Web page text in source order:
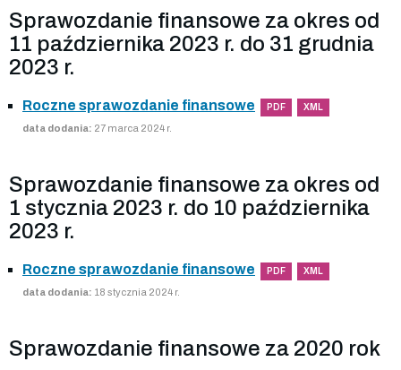
Sprawozdanie finansowe za okres od
11 października 2023 r. do 31 grudnia
2023 r.
Roczne sprawozdanie finansowe PDF XML
data dodania: 27 marca 2024 r.
Sprawozdanie finansowe za okres od
1 stycznia 2023 r. do 10 października
2023 r.
Roczne sprawozdanie finansowe PDF XML
data dodania: 18 stycznia 2024 r.
Sprawozdanie finansowe za 2020 rok